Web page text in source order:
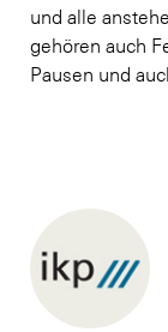
und alle
gehören auch
Pausen und